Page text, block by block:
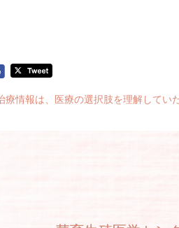
情報は、医療の選択肢を理解してい